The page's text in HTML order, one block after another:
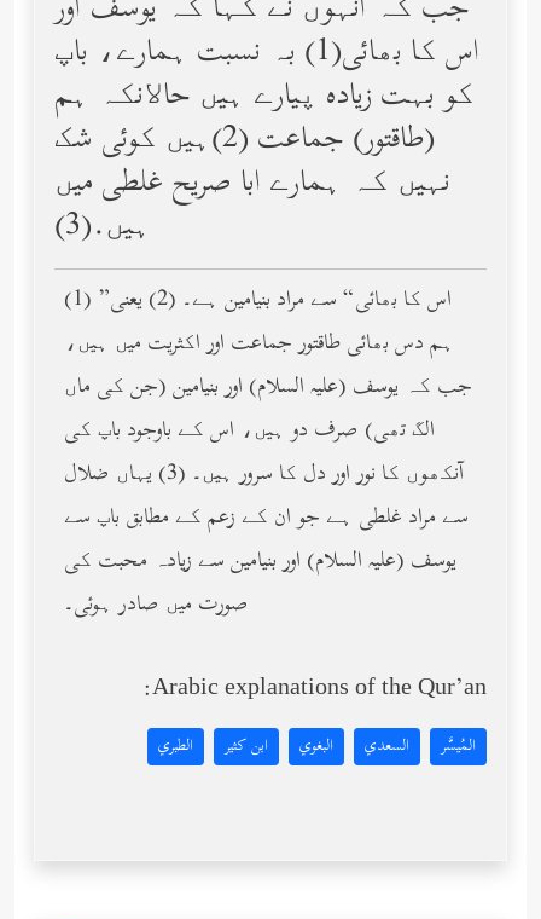
اس کا بھائی(1) بہ نسبت ہمارے، باپ
کو بہت زیاده پیارے ہیں حاﻻنکہ ہم
(طاقتور) جماعت (2)ہیں کوئی شک
نہیں کہ ہمارے ابا صریح غلطی میں
ہیں.(3)
(1) ”اس کا بھائی“ سے مراد بنیامین ہے۔ (2) یعنی
ہم دس بھائی طاقتور جماعت اور اکثریت میں ہیں،
جب کہ یوسف (عليه السلام) اور بنیامین (جن کی ماں
الگ تھی) صرف دو ہیں، اس کے باوجود باپ کی
آنکھوں کا نور اور دل کا سرور ہیں۔ (3) یہاں ضلال
سے مراد غلطی ہے جو ان کے زعم کے مطابق باپ سے
یوسف (عليه السلام) اور بنیامین سے زیادہ محبت کی
صورت میں صادر ہوئی۔
Arabic explanations of the Qur’an:
المُيسَّر السعدي البغوي ابن كثير الطبري